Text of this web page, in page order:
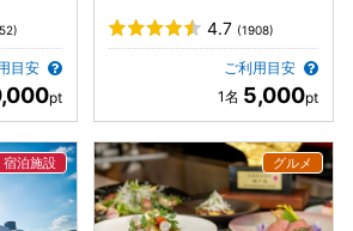
目安
4.7 (1908)
ご利用目安
5,000